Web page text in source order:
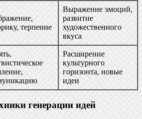
терпение
Выражение эмоций,
развитие
художественного
вкуса
Расширение
культурного
горизонта, новые
идеи
генерации идей